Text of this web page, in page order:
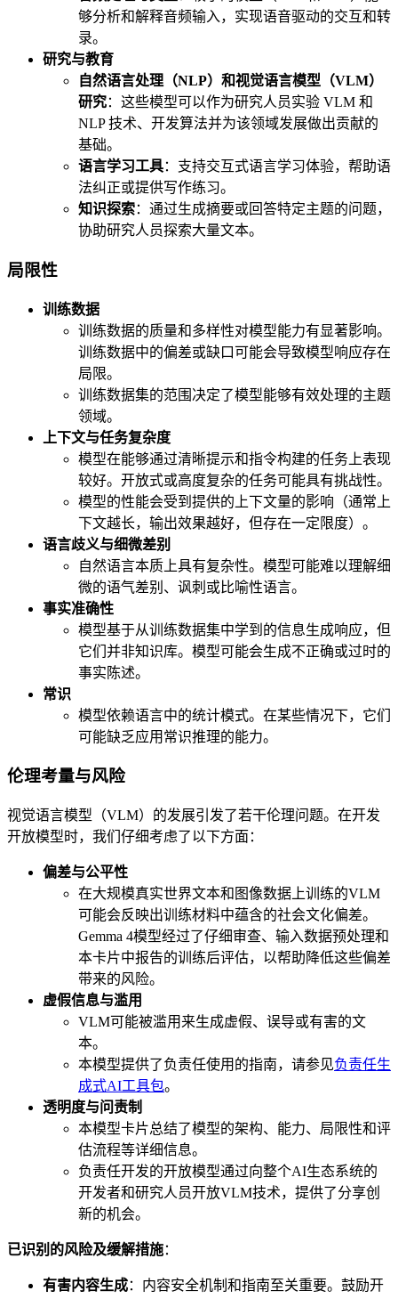
够分析和解释音频输入，实现语音驱动的交互和转
录。
研究与教育
自然语言处理（NLP）和视觉语言模型（VLM）
研究：这些模型可以作为研究人员实验 VLM 和
NLP 技术、开发算法并为该领域发展做出贡献的
基础。
语言学习工具：支持交互式语言学习体验，帮助语
法纠正或提供写作练习。
知识探索：通过生成摘要或回答特定主题的问题，
协助研究人员探索大量文本。
局限性
训练数据
训练数据的质量和多样性对模型能力有显著影响。
训练数据中的偏差或缺口可能会导致模型响应存在
局限。
训练数据集的范围决定了模型能够有效处理的主题
领域。
上下文与任务复杂度
模型在能够通过清晰提示和指令构建的任务上表现
较好。开放式或高度复杂的任务可能具有挑战性。
模型的性能会受到提供的上下文量的影响（通常上
下文越长，输出效果越好，但存在一定限度）。
语言歧义与细微差别
自然语言本质上具有复杂性。模型可能难以理解细
微的语气差别、讽刺或比喻性语言。
事实准确性
模型基于从训练数据集中学到的信息生成响应，但
它们并非知识库。模型可能会生成不正确或过时的
事实陈述。
常识
模型依赖语言中的统计模式。在某些情况下，它们
可能缺乏应用常识推理的能力。
伦理考量与风险
视觉语言模型（VLM）的发展引发了若干伦理问题。在开发
开放模型时，我们仔细考虑了以下方面：
偏差与公平性
在大规模真实世界文本和图像数据上训练的VLM
可能会反映出训练材料中蕴含的社会文化偏差。
Gemma 4模型经过了仔细审查、输入数据预处理和
本卡片中报告的训练后评估，以帮助降低这些偏差
带来的风险。
虚假信息与滥用
VLM可能被滥用来生成虚假、误导或有害的文
本。
本模型提供了负责任使用的指南，请参见负责任生
成式AI工具包。
透明度与问责制
本模型卡片总结了模型的架构、能力、局限性和评
估流程等详细信息。
负责任开发的开放模型通过向整个AI生态系统的
开发者和研究人员开放VLM技术，提供了分享创
新的机会。
已识别的风险及缓解措施：
有害内容生成：内容安全机制和指南至关重要。鼓励开